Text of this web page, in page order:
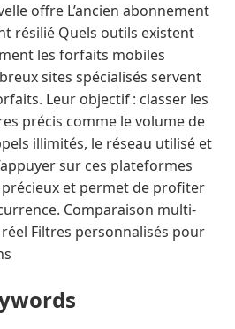
offre L’ancien abonnement
résilié Quels outils existent
les forfaits mobiles
sites spécialisés servent
Leur objectif : classer les
précis comme le volume de
illimités, le réseau utilisé et
sur ces plateformes
et permet de profiter
Comparaison multi-
Filtres personnalisés pour